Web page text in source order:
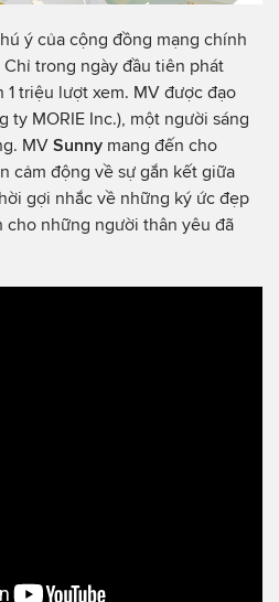
ý của cộng đồng mạng chính
Chỉ trong ngày đầu tiên phát
1 triệu lượt xem. MV được đạo
ty MORIE Inc.), một người sáng
MV Sunny mang đến cho
cảm động về sự gắn kết giữa
gợi nhắc về những ký ức đẹp
cho những người thân yêu đã